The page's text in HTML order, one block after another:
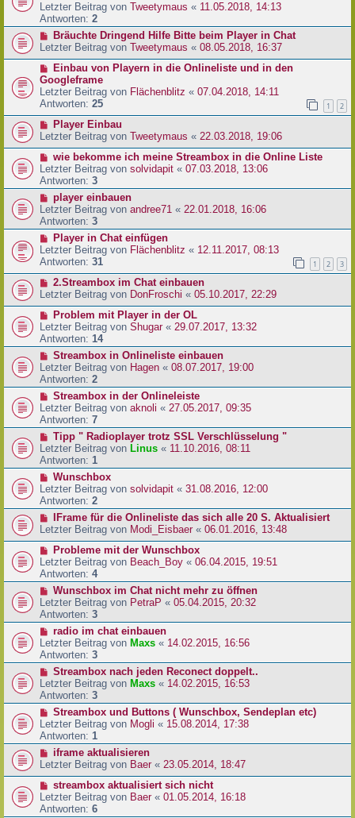
Letzter Beitrag von Tweetymaus « 11.05.2018, 14:13
Antworten: 2
Bräuchte Dringend Hilfe Bitte beim Player in Chat
Letzter Beitrag von Tweetymaus « 08.05.2018, 16:37
Einbau von Playern in die Onlineliste und in den
Googleframe
Letzter Beitrag von Flächenblitz « 07.04.2018, 14:11
Antworten: 25 1 2
Player Einbau
Letzter Beitrag von Tweetymaus « 22.03.2018, 19:06
wie bekomme ich meine Streambox in die Online Liste
Letzter Beitrag von solvidapit « 07.03.2018, 13:06
Antworten: 3
player einbauen
Letzter Beitrag von andree71 « 22.01.2018, 16:06
Antworten: 3
Player in Chat einfügen
Letzter Beitrag von Flächenblitz « 12.11.2017, 08:13
Antworten: 31 1 2 3
2.Streambox im Chat einbauen
Letzter Beitrag von DonFroschi « 05.10.2017, 22:29
Problem mit Player in der OL
Letzter Beitrag von Shugar« 29.07.2017, 13:32
Antworten: 14
Streambox in Onlineliste einbauen
Letzter Beitrag von Hagen « 08.07.2017, 19:00
Antworten: 2
Streambox in der Onlineleiste
Letzter Beitrag von aknoli « 27.05.2017, 09:35
Antworten: 7
Tipp " Radioplayer trotz SSL Verschlüsselung "
Letzter Beitrag von Linus « 11.10.2016, 08:11
Antworten: 1
Wunschbox
Letzter Beitrag von solvidapit « 31.08.2016, 12:00
Antworten: 2
IFrame für die Onlineliste das sich alle 20 S. Aktualisiert
Letzter Beitrag von Modi_Eisbaer « 06.01.2016, 13:48
Probleme mit der Wunschbox
Letzter Beitrag von Beach_Boy « 06.04.2015, 19:51
Antworten: 4
Wunschbox im Chat nicht mehr zu öffnen
Letzter Beitrag von PetraP « 05.04.2015, 20:32
Antworten: 3
radio im chat einbauen
Letzter Beitrag von Maxs « 14.02.2015, 16:56
Antworten: 3
Streambox nach jeden Reconect doppelt..
Letzter Beitrag von Maxs « 14.02.2015, 16:53
Antworten: 3
Streambox und Buttons ( Wunschbox, Sendeplan etc)
Letzter Beitrag von Mogli « 15.08.2014, 17:38
Antworten: 1
iframe aktualisieren
Letzter Beitrag von Baer « 23.05.2014, 18:47
streambox aktualisiert sich nicht
Letzter Beitrag von Baer« 01.05.2014, 16:18
Antworten: 6